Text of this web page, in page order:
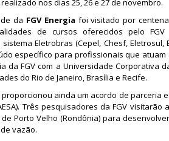
nos dias 25, 26 e 27 de novembro.
da FGV Energia foi visitado por
de cursos oferecidos pelo
Eletrobras (Cepel, Chesf, Eletrosul,
específico para profissionais que
da FGV com a Universidade Corporativa
do Rio de Janeiro, Brasília e Recife.
proporcionou ainda um acordo de parceria
Três pesquisadores da FGV visitarão
Porto Velho (Rondônia) para
vazão.